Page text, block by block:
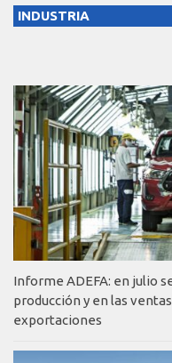
INDUSTRIA
Informe ADEFA: en julio
producción y en las
exportaciones